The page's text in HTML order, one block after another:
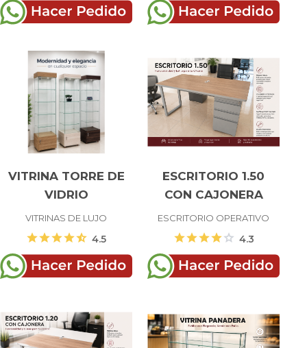
VITRINA TORRE DE
VIDRIO
VITRINAS DE LUJO
starstarstarstarstar_half 4.5
ESCRITORIO 1.50
CON CAJONERA
ESCRITORIO OPERATIVO
starstarstarstarstar 4.3